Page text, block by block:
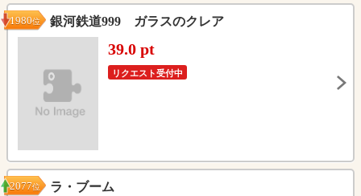
銀河鉄道999 ガラスのクレア
1980位
39.0 pt
リクエスト受付中
ラ・ブーム
2077位